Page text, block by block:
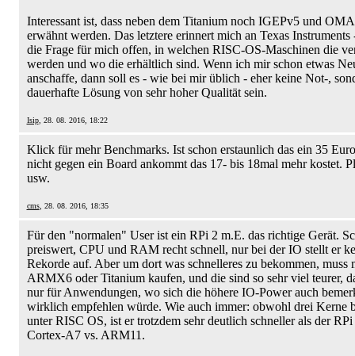
Interessant ist, dass neben dem Titanium noch IGEPv5 und
erwähnt werden. Das letztere erinnert mich an Texas Instruments
die Frage für mich offen, in welchen RISC-OS-Maschinen die
werden und wo die erhältlich sind. Wenn ich mir schon etwas
anschaffe, dann soll es - wie bei mir üblich - eher keine Not-,
dauerhafte Lösung von sehr hoher Qualität sein.
Isip, 28. 08. 2016, 18:22
Klick für mehr Benchmarks. Ist schon erstaunlich das ein 35
nicht gegen ein Board ankommt das 17- bis 18mal mehr kostet.
usw.
cms, 28. 08. 2016, 18:35
Für den "normalen" User ist ein RPi 2 m.E. das richtige Gerät.
preiswert, CPU und RAM recht schnell, nur bei der IO stellt er
Rekorde auf. Aber um dort was schnelleres zu bekommen, muss
ARMX6 oder Titanium kaufen, und die sind so sehr viel teurer,
nur für Anwendungen, wo sich die höhere IO-Power auch
wirklich empfehlen würde. Wie auch immer: obwohl drei Kerne
unter RISC OS, ist er trotzdem sehr deutlich schneller als der
Cortex-A7 vs. ARM11.